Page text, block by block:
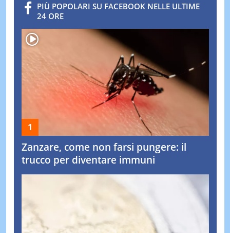
PIÙ POPOLARI SU FACEBOOK NELLE ULTIME
24 ORE
Zanzare, come non farsi pungere: il
trucco per diventare immuni